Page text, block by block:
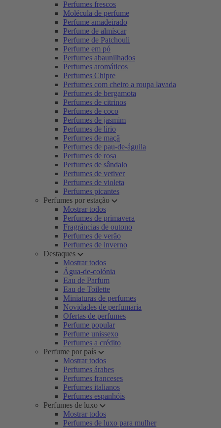
Perfumes frescos
Molécula de perfume
Perfume amadeirado
Perfume de almíscar
Perfume de Patchouli
Perfume em pó
Perfumes abaunilhados
Perfumes aromáticos
Perfumes Chipre
Perfumes com cheiro a roupa lavada
Perfumes de bergamota
Perfumes de citrinos
Perfumes de coco
Perfumes de jasmim
Perfumes de lírio
Perfumes de maçã
Perfumes de pau-de-águila
Perfumes de rosa
Perfumes de sândalo
Perfumes de vetiver
Perfumes de violeta
Perfumes picantes
Perfumes por estação
Mostrar todos
Perfumes de primavera
Fragrâncias de outono
Perfumes de verão
Perfumes de inverno
Destaques
Mostrar todos
Água-de-colónia
Eau de Parfum
Eau de Toilette
Miniaturas de perfumes
Novidades de perfumaria
Ofertas de perfumes
Perfume popular
Perfume unissexo
Perfumes a crédito
Perfume por país
Mostrar todos
Perfumes árabes
Perfumes franceses
Perfumes italianos
Perfumes espanhóis
Perfumes de luxo
Mostrar todos
Perfumes de luxo para mulher